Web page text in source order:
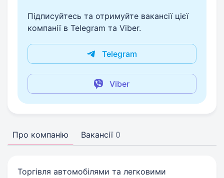
Підписуйтесь та отримуйте вакансії цієї
компанії в Telegram та Viber.
Telegram
Viber
Про компанію Вакансії 0
Торгівля автомобілями та легковими